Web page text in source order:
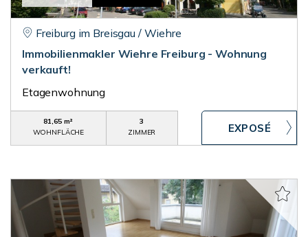
Freiburg im Breisgau / Wiehre
Immobilienmakler Wiehre Freiburg - Wohnung
verkauft!
Etagenwohnung
81,65 m²
WOHNFLÄCHE
3
ZIMMER